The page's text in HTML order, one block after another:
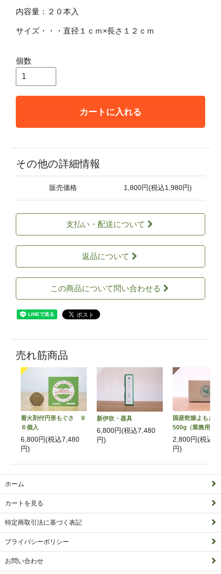
内容量：２０本入
サイズ・・・直径１ｃｍ×長さ１２ｃｍ
個数
カートに入れる
その他の詳細情報
販売価格 1,800円(税込1,980円)
支払い・配送について
返品について
この商品について問い合わせる
売れ筋商品
着火剤付円形もぐさ ９
６個入
6,800円(税込7,480
円)
新伊吹・器具
6,800円(税込7,480
円)
国産乾燥よもぎ
500g（業務用）
2,800円(税込
円)
ホーム
カートを見る
特定商取引法に基づく表記
プライバシーポリシー
お問い合わせ